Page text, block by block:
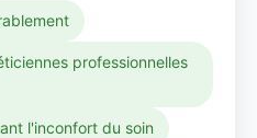
professionnelles
l'inconfort du soin